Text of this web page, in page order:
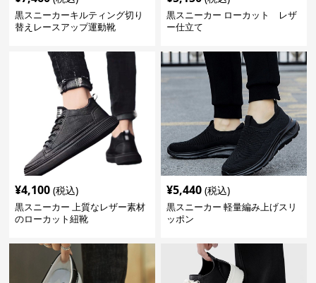
黒スニーカーキルティング切り
替えレースアップ運動靴
黒スニーカー ローカット レザ
ー仕立て
¥4,100 (税込)
黒スニーカー 上質なレザー素材
のローカット紐靴
¥5,440 (税込)
黒スニーカー 軽量編み上げスリ
ッポン